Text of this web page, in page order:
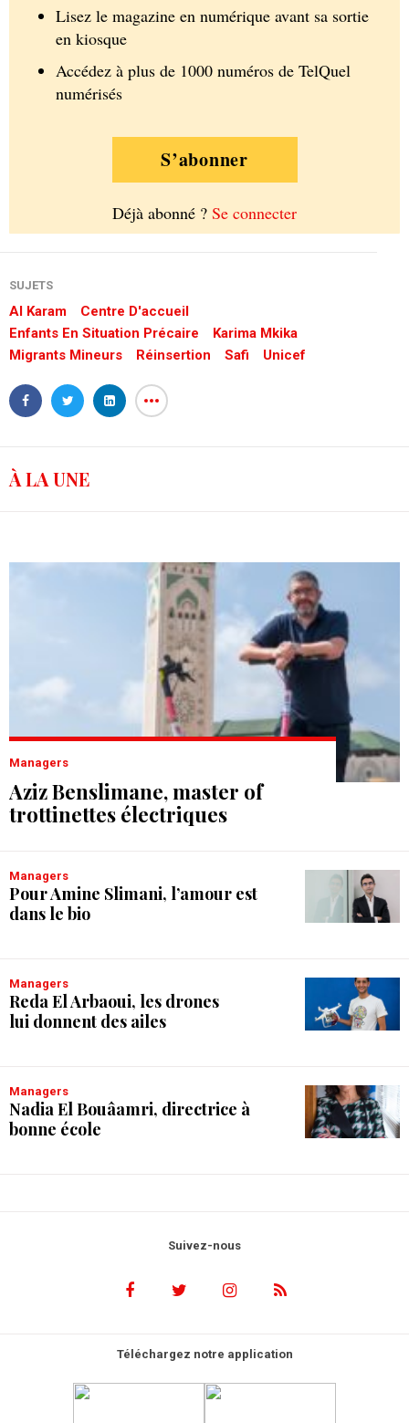
Lisez le magazine en numérique avant sa sortie
en kiosque
Accédez à plus de 1000 numéros de TelQuel
numérisés
S’abonner
Déjà abonné ? Se connecter
SUJETS
Al Karam
Centre D'accueil
Enfants En Situation Précaire
Karima Mkika
Migrants Mineurs
Réinsertion Safi Unicef
À LA UNE
Managers
Aziz Benslimane, master of
trottinettes électriques
Managers
Pour Amine Slimani, l’amour est
dans le bio
Managers
Reda El Arbaoui, les drones
lui donnent des ailes
Managers
Nadia El Bouâamri, directrice à
bonne école
Suivez-nous
Téléchargez notre application